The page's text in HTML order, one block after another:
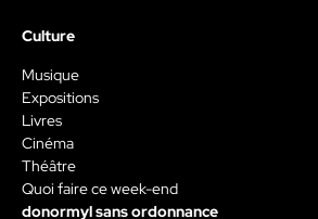
Culture
Musique
Expositions
Livres
Cinéma
Théâtre
Quoi faire ce week-end
donormyl sans ordonnance